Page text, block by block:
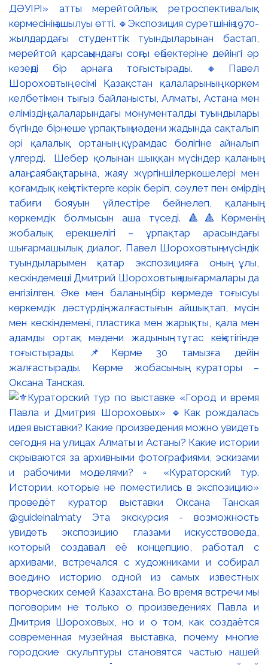
ДӘУІРІ» атты мерейтойлық ретроспективалық
көрмесінің ашылуы өтті. 🔹Экспозиция суретшінің 1970-
жылдардағы студенттік туындыларынан бастап,
мерейтой қарсаңындағы соңғы еңбектеріне дейінгі әр
кезеңді бір арнаға тоғыстырады. 🔸Павел
Шороховтың есімі Қазақстан қалаларының көркем
келбетімен тығыз байланысты, Алматы, Астана мен
еліміздің қалаларындағы монументалды туындылары
бүгінде бірнеше ұрпақтың мәдени жадында сақталып
әрі қалалық ортаның құрамдас бөлігіне айналып
үлгерді. Шебер қолынан шыққан мүсіндер қаланың
алаң-саябақтарына, жаяу жүргіншілеркөшелері мен
қоғамдық кеңістіктерге көрік беріп, сәулет пен өмірдің
табиғи бояуын үйлестіре бейнелеп, қаланың
көркемдік болмысын аша түседі. 🔺🔺Көрменің
жобалық ерекшелігі – ұрпақтар арасындағы
шығармашылық диалог. Павел Шороховтың мүсіндік
туындыларымен қатар экспозицияға оның ұлы,
кескіндемеші Дмитрий Шороховтың шығармалары да
енгізілген. Әке мен баланың бір көрмеде тоғысуы
көркемдік дәстүрдің жалғастығын айшықтап, мүсін
мен кескіндемені, пластика мен жарықты, қала мен
адамды ортақ мәдени жадының тұтас кеңістігінде
тоғыстырады. 📌Көрме 30 тамызға дейін
жалғастырады. Көрме жобасының кураторы –
Оксана Танская.